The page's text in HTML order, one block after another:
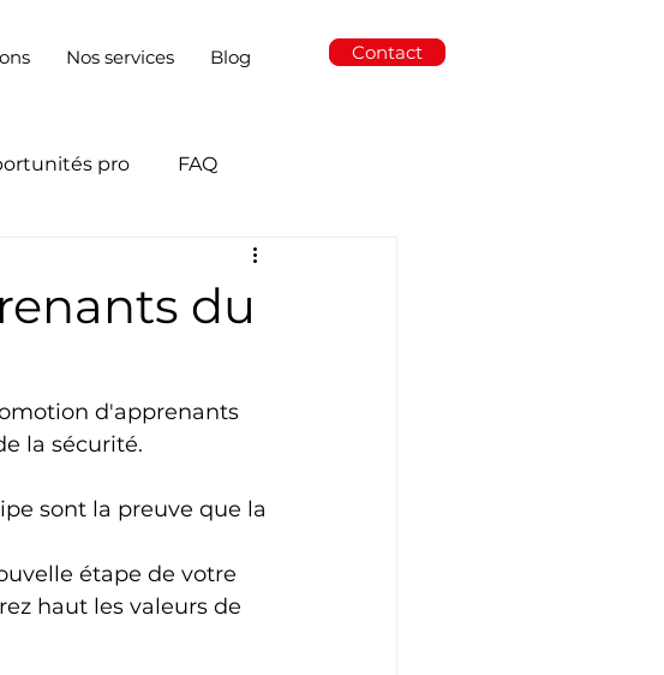
Nos services Blog Contact
pro FAQ
du
d'apprenants
la sécurité.
sont la preuve que la
étape de votre
haut les valeurs de